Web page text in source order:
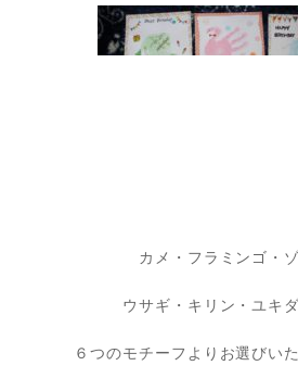
カメ・フラミンゴ・
ウサギ・キリン・ユキ
６つのモチーフよりお選びい